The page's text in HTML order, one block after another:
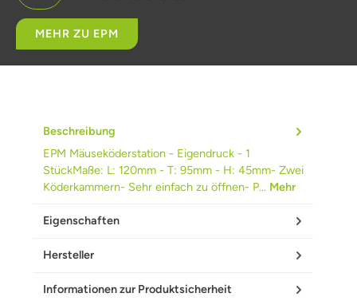
MEHR ZU EPM
Beschreibung
EPM Mäuseköderstation - Eigendruck - 1
StückMaße: L: 120mm - T: 95mm - H: 45mm- Zwei
Köderkammern- Sehr einfach zu öffnen- P… Mehr
Eigenschaften
Hersteller
Informationen zur Produktsicherheit